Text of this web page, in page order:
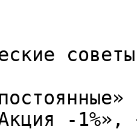
советы
-